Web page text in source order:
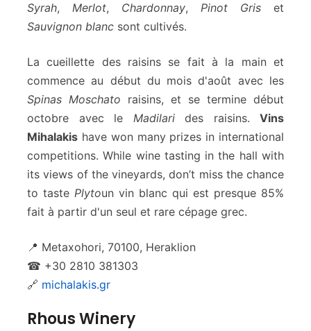
Syrah, Merlot, Chardonnay, Pinot Gris et
Sauvignon blanc sont cultivés.
La cueillette des raisins se fait à la main et
commence au début du mois d'août avec les
Spinas Moschato raisins, et se termine début
octobre avec le Madilarides raisins. Vins
Mihalakis have won many prizes in international
competitions. While wine tasting in the hall with
its views of the vineyards, don’t miss the chance
to taste Plytoun vin blanc qui est presque 85%
fait à partir d'un seul et rare cépage grec.
📍 Metaxohori, 70100, Heraklion
☎ +30 2810 381303
🔗 michalakis.gr
Rhous Winery